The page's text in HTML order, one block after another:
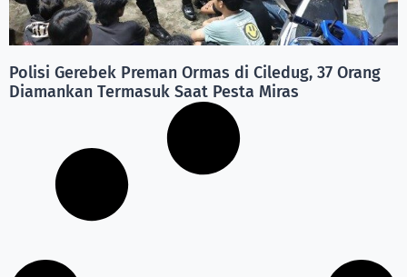
Polisi Gerebek Preman Ormas di Ciledug, 37 Orang
Diamankan Termasuk Saat Pesta Miras